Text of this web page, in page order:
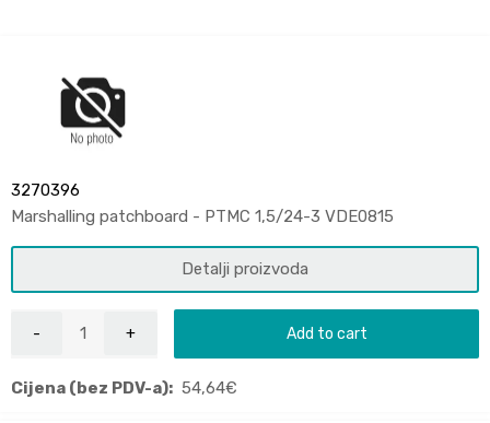
3270396
Marshalling patchboard - PTMC 1,5/24-3 VDE0815
Detalji proizvoda
Add to cart
Cijena (bez PDV-a): 54,64€